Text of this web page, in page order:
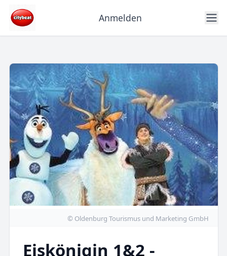
Anmelden
© Oldenburg Tourismus und Marketing GmbH
Eiskönigin 1&2 -